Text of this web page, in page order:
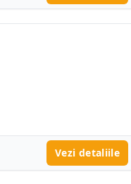
Vezi detaliile